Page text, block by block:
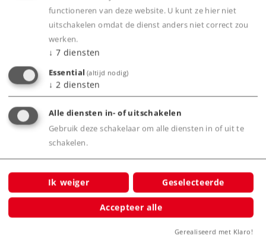
Highlights
Klokankermotor.
Product
functioneren van deze website. U kunt ze hier niet
uitschakelen omdat de dienst anders niet correct zou
werken.
↓ 7 diensten
Essential (altijd nodig)
↓ 2 diensten
Alle diensten in- of uitschakelen
Gebruik deze schakelaar om alle diensten in of uit te
schakelen.
Ik weiger Geselecteerde
Accepteer alle
Gerealiseerd met Klaro!